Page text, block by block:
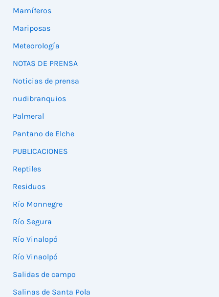
Mamíferos
Mariposas
Meteorología
NOTAS DE PRENSA
Noticias de prensa
nudibranquios
Palmeral
Pantano de Elche
PUBLICACIONES
Reptiles
Residuos
Río Monnegre
Río Segura
Río Vinalopó
Río Vinaolpó
Salidas de campo
Salinas de Santa Pola